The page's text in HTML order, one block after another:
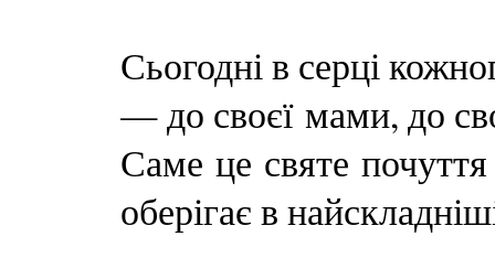
Сьогодні в серці
— до своєї мами, до
Саме це святе
оберігає в